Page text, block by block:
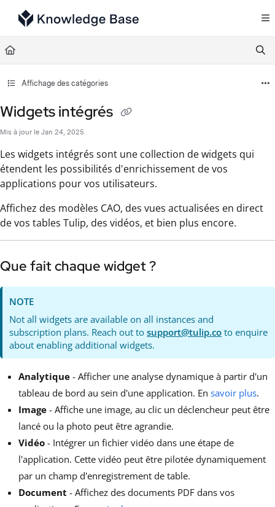
Documentation Index
Fetch the complete documentation index at:
Use this file to discover all available pages before exploring further.
Affichage des catégories
Widgets intégrés
Mis à jour le Jan 24, 2025
Les widgets intégrés sont une collection de widgets qui
étendent les possibilités d'enrichissement de vos
applications pour vos utilisateurs.
Affichez des modèles CAO, des vues actualisées en direct
de vos tables Tulip, des vidéos, et bien plus encore.
Que fait chaque widget ?
NOTE
Not all widgets are available on all instances and
subscription plans. Reach out tosupport@tulip.co to enquire
about enabling additional widgets.
Analytique - Afficher une analyse dynamique à partir d'un
tableau de bord au sein d'une application. En savoir plus.
Image - Affiche une image, au clic un déclencheur peut être
lancé ou la photo peut être agrandie.
Vidéo - Intégrer un fichier vidéo dans une étape de
l'application. Cette vidéo peut être pilotée dynamiquement
par un champ d'enregistrement de table.
Document - Affichez des documents PDF dans vos